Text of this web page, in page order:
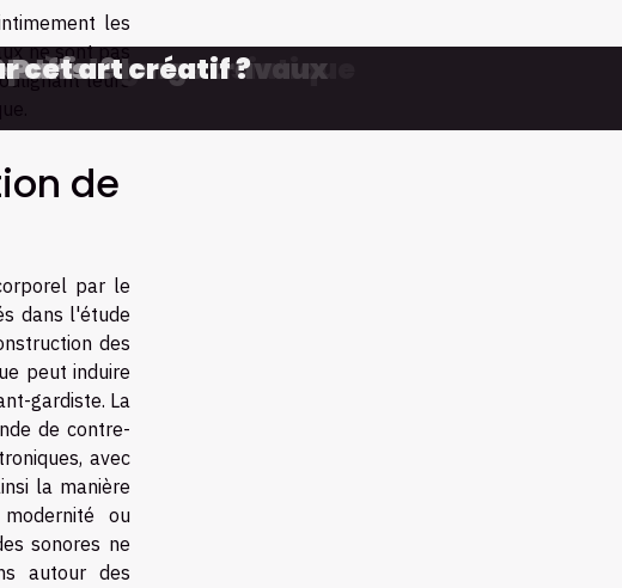
les
ne sont pas
leurs
de
par le
dans l'étude
des
peut induire
gardiste. La
de contre-
avec
la manière
ou
sonores ne
autour des
de genre asiatique
de longs travaux
?
Paris
cet art créatif ?